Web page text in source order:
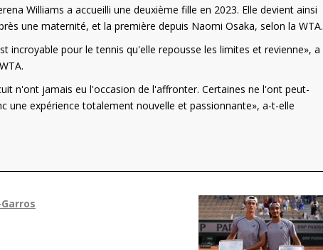
Williams a accueilli une deuxième fille en 2023. Elle devient ainsi
une maternité, et la première depuis Naomi Osaka, selon la WTA.
incroyable pour le tennis qu'elle repousse les limites et revienne», a
n'ont jamais eu l'occasion de l'affronter. Certaines ne l'ont peut-
une expérience totalement nouvelle et passionnante», a-t-elle